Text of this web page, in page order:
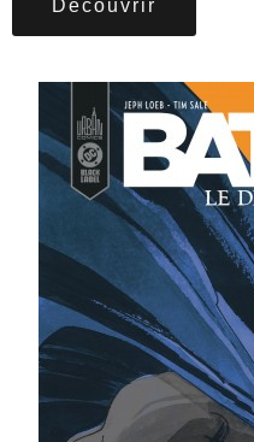
Découvrir